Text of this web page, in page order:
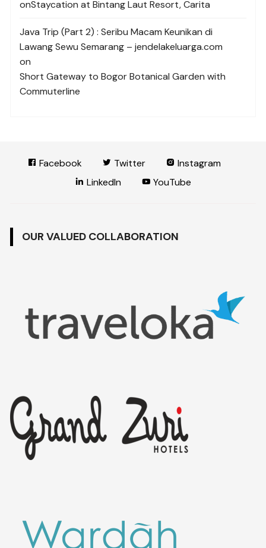
onStaycation at Bintang Laut Resort, Carita
Java Trip (Part 2) : Seribu Macam Keunikan di
Lawang Sewu Semarang – jendelakeluarga.com
on
Short Gateway to Bogor Botanical Garden with
Commuterline
Facebook Twitter
Instagram
LinkedIn
YouTube
OUR VALUED COLLABORATION